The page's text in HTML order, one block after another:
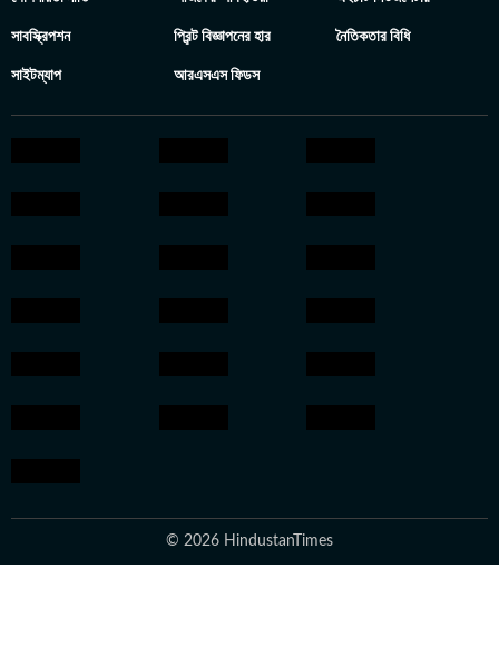
সাবস্ক্রিপশন প্রিন্ট বিজ্ঞাপনের হার নৈতিকতার বিধি
সাইটম্যাপ আরএসএস ফিডস
© 2026 HindustanTimes